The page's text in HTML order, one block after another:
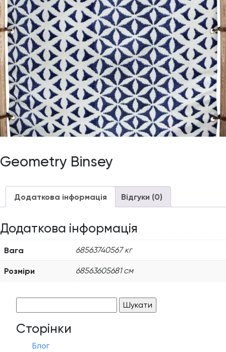
Geometry Binsey
Додаткова інформація Відгуки (0)
Додаткова інформація
Вага 68563740567 кг
Розміри 68563605681 см
Сторінки
Блог